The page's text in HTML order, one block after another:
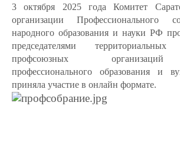
3 октября 2025 года Комитет
организации Профессионального
народного образования и науки РФ
председателями
профсоюзных
профессионального образования и
приняла участие в онлайн формате.